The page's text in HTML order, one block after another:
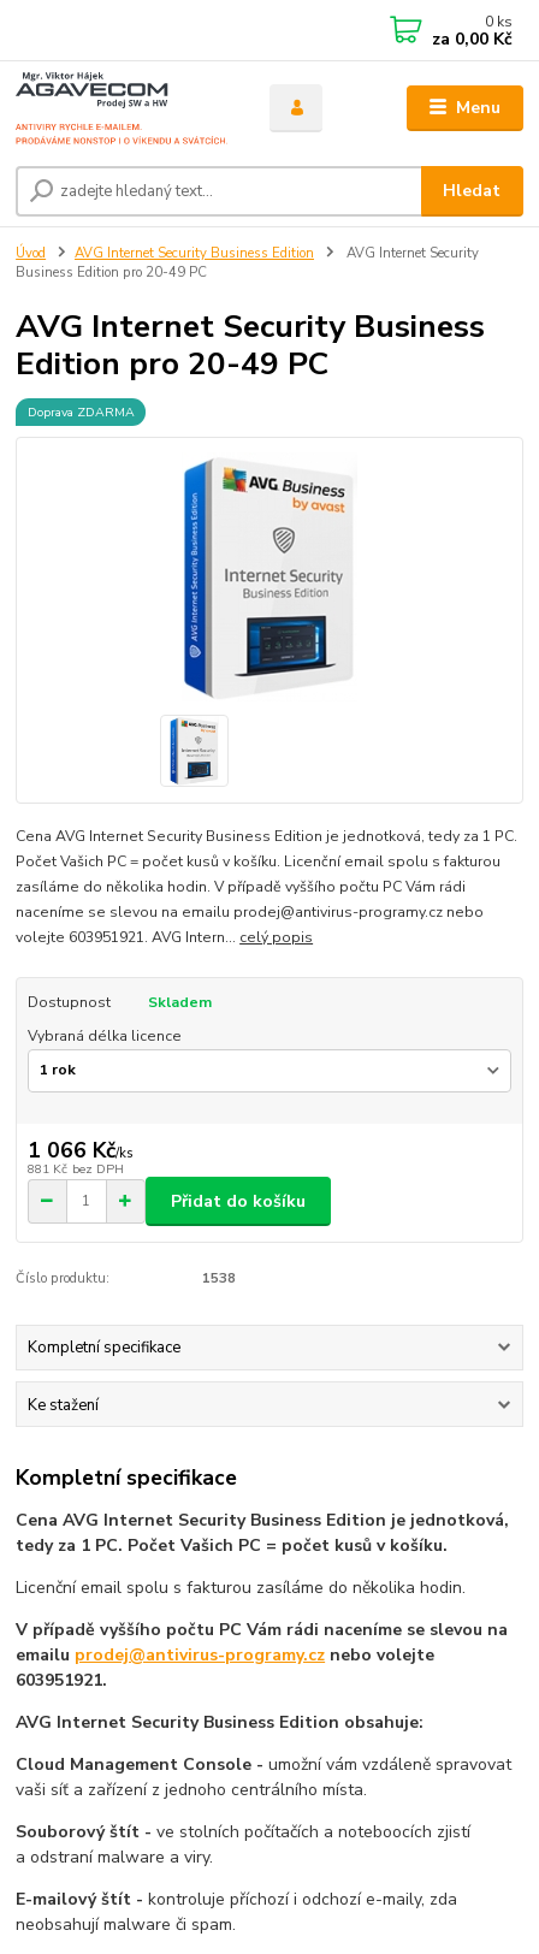
Menu
Hledat
0 ks
za 0,00 Kč
Úvod AVG Internet Security Business Edition
AVG Internet Security
Business Edition pro 20-49 PC
AVG Internet Security Business
Edition pro 20-49 PC
Doprava ZDARMA
Cena AVG Internet Security Business Edition je jednotková, tedy za 1 PC.
Počet Vašich PC = počet kusů v košíku. Licenční email spolu s fakturou
zasíláme do několika hodin. V případě vyššího počtu PC Vám rádi
naceníme se slevou na emailu prodej@antivirus-programy.cz nebo
volejte 603951921. AVG Intern... celý popis
Dostupnost
Skladem
Vybraná délka licence
1 066 Kč/ks
881 Kč bez DPH
Přidat do košíku
Číslo produktu: 1538
Kompletní specifikace
Ke stažení
Kompletní specifikace
Cena AVG Internet Security Business Edition je jednotková,
tedy za 1 PC. Počet Vašich PC = počet kusů v košíku.
Licenční email spolu s fakturou zasíláme do několika hodin.
V případě vyššího počtu PC Vám rádi naceníme se slevou na
emailu prodej@antivirus-programy.cz nebo volejte
603951921.
AVG Internet Security Business Edition obsahuje:
Cloud Management Console -umožní vám vzdáleně spravovat
vaši síť a zařízení z jednoho centrálního místa.
Souborový štít -ve stolních počítačích a noteboocích zjistí
a odstraní malware a viry.
E-mailový štít -kontroluje příchozí i odchozí e-maily, zda
neobsahují malware či spam.